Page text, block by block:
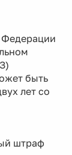
Федерации
быть
лет со
штраф